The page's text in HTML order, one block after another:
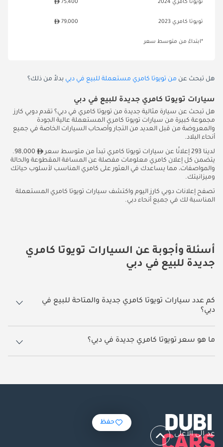
تويوتا كامري 2024 75,400
تويوتا كامري 2023 79,000
*ابتداءً من متوسط سعر
هل تبحث عن من تويوتا كامري مستعملة للبيع في دبي بدلاً من ذلك؟
سيارات تويوتا كامري جديدة للبيع في دبي
هل تبحث عن سيارة مثالية جديدة من تويوتا كامري في دبي؟ تقدم دوبي كارز
مجموعة كبيرة من سيارات تويوتا كامري المستعملة عالية الجودة
والمعروضة من قبل العديد من التجار وأصحاب السيارات الخاصة في جميع
أنحاء البلاد.
لدينا 293 إعلانًا عن سيارات تويوتا كامري تبدأ من متوسط سعر
98,000.
يتضمن كل إعلان كامري معلومات مفصلة عن المسافة المقطوعة والحالة
والمواصفات، مما يساعدك في العثور على كامري المناسب لأسلوب حياتك
وميزانيتك.
تصفح إعلانات دوبي كارز اليوم واكتشف سيارات تويوتا كامري المستعملة
المناسبة لك في جميع أنحاء دبي.
أسئلة وأجوبة عن السيارات تويوتا كامري
جديدة للبيع في دبي
كم عدد سيارات تويوتا كامري جديدة والمتاحة للبيع في
دبي؟
293 سيارة تويوتا كامري جديدة متوفرة للبيع في دبي.
ما هو سعر تويوتا كامري جديدة في دبي؟
يبدأ سعر سيارة تويوتا كامري جديدة في دبي 98,000.
حفظ
عد إلى الأعلى